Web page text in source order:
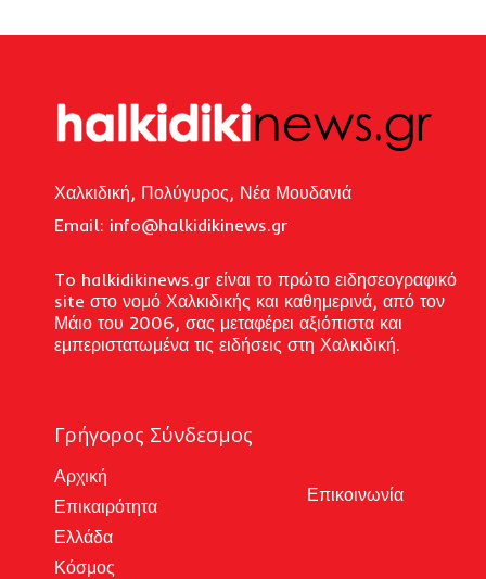
Χαλκιδική, Πολύγυρος, Νέα Μουδανιά
Email: info@halkidikinews.gr
To halkidikinews.gr είναι το πρώτο ειδησεογραφικό
site στο νομό Χαλκιδικής και καθημερινά, από τον
Μάιο του 2006, σας μεταφέρει αξιόπιστα και
εμπεριστατωμένα τις ειδήσεις στη Χαλκιδική.
Γρήγορος Σύνδεσμος
Αρχική
Επικαιρότητα
Ελλάδα
Κόσμος
Επικοινωνία